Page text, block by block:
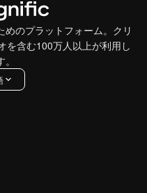
のプラットフォーム。クリ
を含む100万人以上が利用し